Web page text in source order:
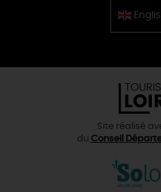
Site réalisé
du Conseil